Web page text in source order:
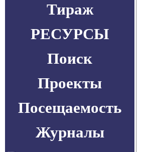
Тираж
РЕСУРСЫ
Поиск
Проекты
Посещаемость
Журналы